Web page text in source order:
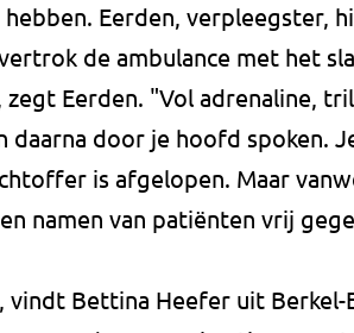
Eerden, verpleegster,
de ambulance met het
zegt Eerden. "Vol adrenaline,
daarna door je hoofd spoken.
is afgelopen. Maar
namen van patiënten vrij
vindt Bettina Heefer uit Berkel-